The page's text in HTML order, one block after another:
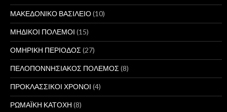
ΜΑΚΕΔΟΝΙΚΟ ΒΑΣΙΛΕΙΟ(10)
ΜΗΔΙΚΟΙ ΠΟΛΕΜΟΙ (15)
ΟΜΗΡΙΚΗ ΠΕΡΙΟΔΟΣ (27)
ΠΕΛΟΠΟΝΝΗΣΙΑΚΟΣ ΠΟΛΕΜΟΣ (8)
ΠΡΟΚΛΑΣΣΙΚΟΙ ΧΡΟΝΟΙ (4)
ΡΩΜΑΪΚΗ ΚΑΤΟΧΗ (8)